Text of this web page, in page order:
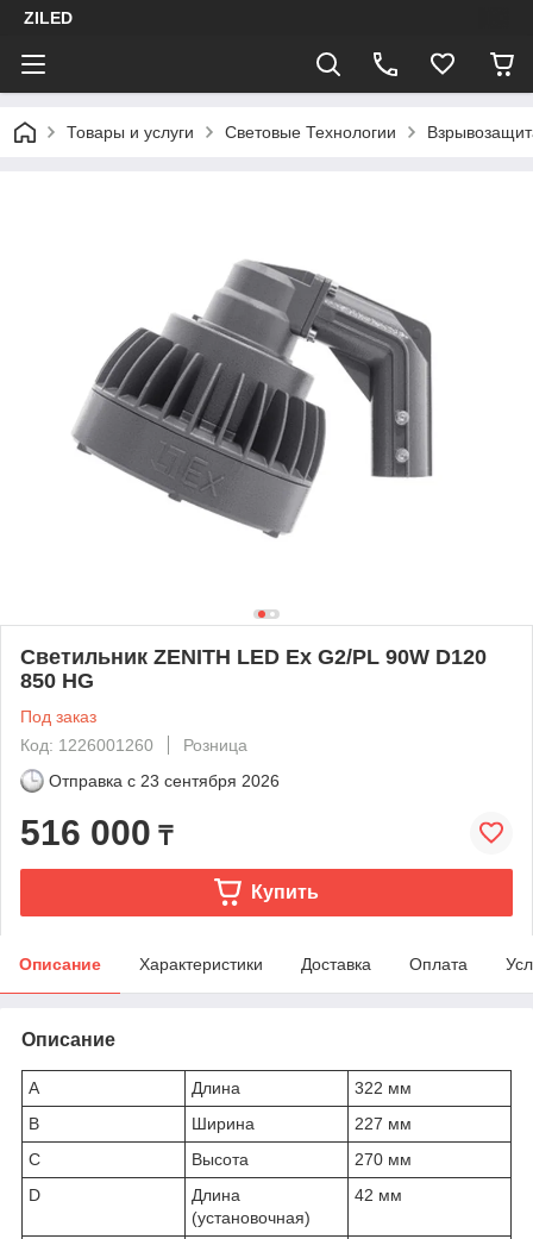
ZILED
Товары и услуги Световые Технологии
Светильник ZENITH LED Ex G2/PL 90W D120
850 HG
Под заказ
Код: 1226001260
Розница
Отправка с 23 сентября 2026
516 000 ₸
Купить
Описание Характеристики Доставка Оплата
Описание
A Длина
322 мм
B
Ширина
227 мм
C
Высота
270 мм
D
Длина
(установочная)
42 мм